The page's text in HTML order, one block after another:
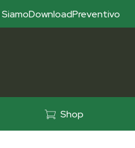
Preventivo
Download
Siamo
Shop